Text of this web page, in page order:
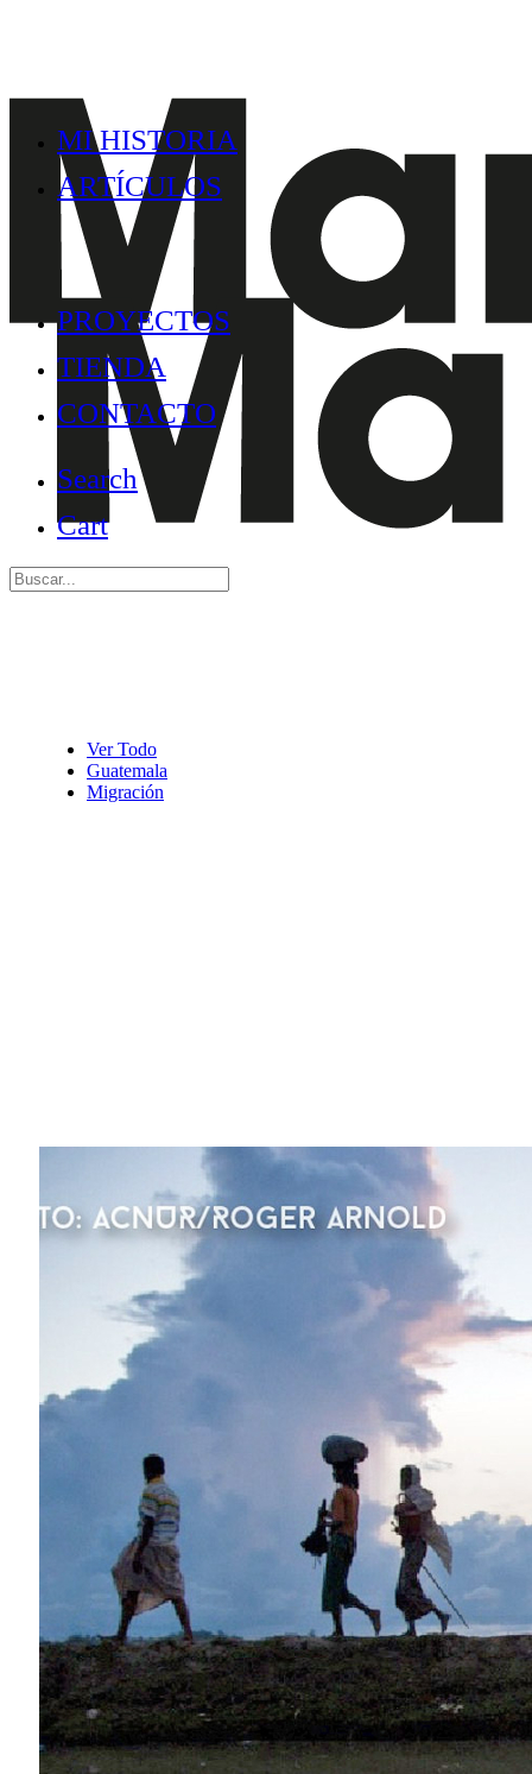
MI HISTORIA
ARTÍCULOS
PROYECTOS
TIENDA
CONTACTO
Search
Cart
Ver Todo
Guatemala
Migración